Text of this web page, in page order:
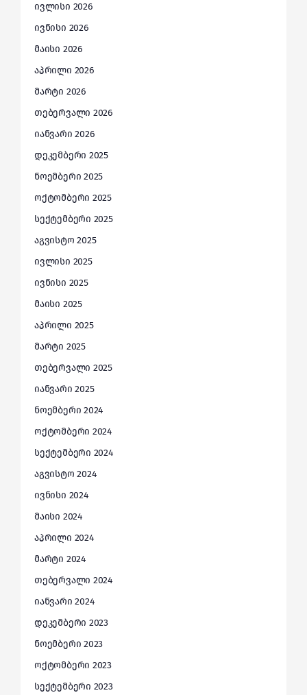
ივლისი 2026
ივნისი 2026
მაისი 2026
აპრილი 2026
მარტი 2026
თებერვალი 2026
იანვარი 2026
დეკემბერი 2025
ნოემბერი 2025
ოქტომბერი 2025
სექტემბერი 2025
აგვისტო 2025
ივლისი 2025
ივნისი 2025
მაისი 2025
აპრილი 2025
მარტი 2025
თებერვალი 2025
იანვარი 2025
ნოემბერი 2024
ოქტომბერი 2024
სექტემბერი 2024
აგვისტო 2024
ივნისი 2024
მაისი 2024
აპრილი 2024
მარტი 2024
თებერვალი 2024
იანვარი 2024
დეკემბერი 2023
ნოემბერი 2023
ოქტომბერი 2023
სექტემბერი 2023